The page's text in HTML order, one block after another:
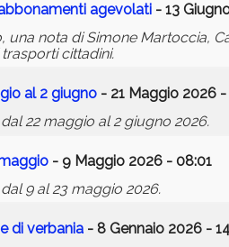
agevolati - 13
una nota di Simone Martoccia,
cittadini.
al 2 giugno - 21 Maggio 2026 -
22 maggio al 2 giugno 2026.
- 9 Maggio 2026 - 08:01
9 al 23 maggio 2026.
di verbania - 8 Gennaio 2026 -